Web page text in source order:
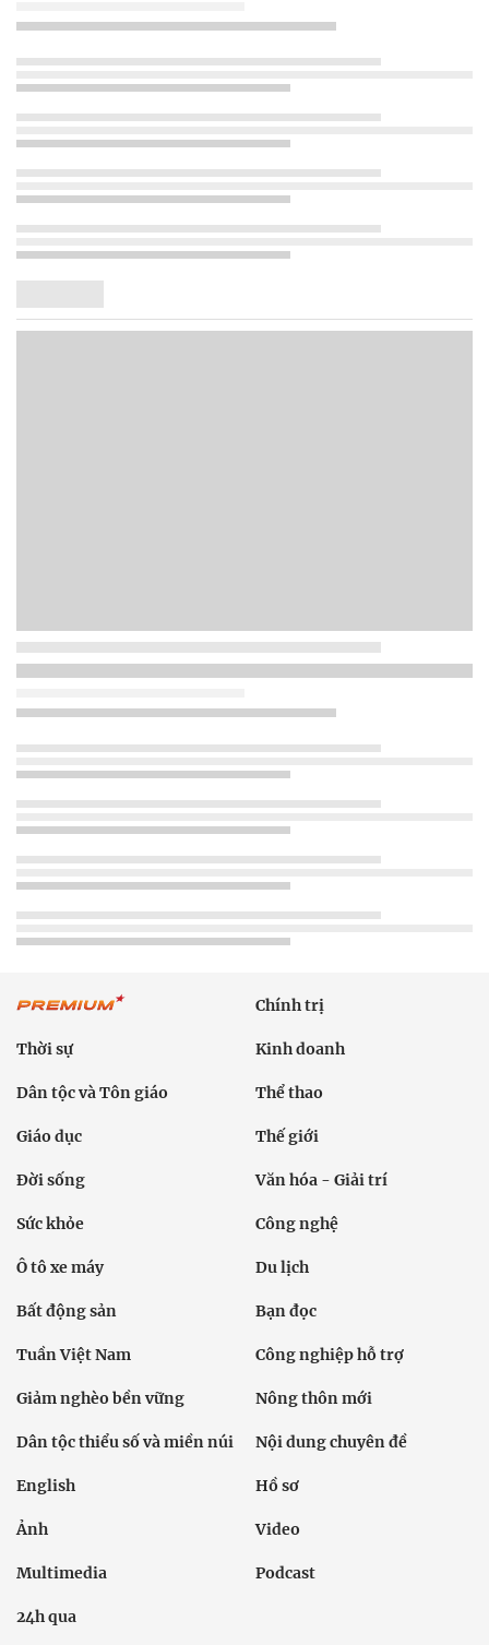
Chính trị
Thời sự Kinh doanh
Dân tộc và Tôn giáo Thể thao
Giáo dục Thế giới
Đời sống Văn hóa - Giải trí
Sức khỏe Công nghệ
Ô tô xe máy Du lịch
Bất động sản Bạn đọc
Tuần Việt Nam Công nghiệp hỗ trợ
Giảm nghèo bền vững Nông thôn mới
Dân tộc thiểu số và miền núi Nội dung chuyên đề
English Hồ sơ
Ảnh Video
Multimedia Podcast
24h qua